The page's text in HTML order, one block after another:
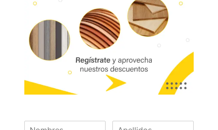
01691
Referencia:
Las imágenes mostradas son de referencia y los colores podrían variar